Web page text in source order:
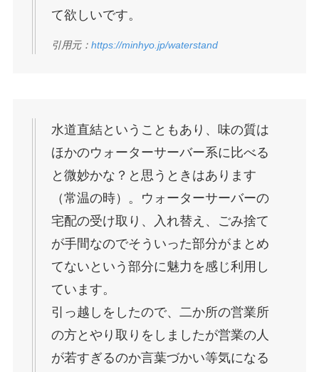
て欲しいです。
引用元： https://minhyo.jp/waterstand
水道直結ということもあり、味の質は
ほかのウォーターサーバー系に比べる
と微妙かな？と思うときはあります
（常温の時）。ウォーターサーバーの
宅配の受け取り、入れ替え、ごみ捨て
が手間なのでそういった部分がまとめ
てないという部分に魅力を感じ利用し
ています。
引っ越しをしたので、二か所の営業所
の方とやり取りをしましたが営業の人
が若すぎるのか言葉づかい等気になる